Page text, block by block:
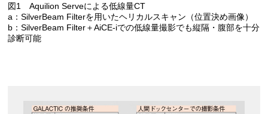
図1 Aquilion Serveによる低線量CT
a：SilverBeam Filterを用いたヘリカルスキャン（位置決め画像）
b：SilverBeam Filter＋AiCE-iでの低線量撮影でも縦隔・腹部を十分
診断可能